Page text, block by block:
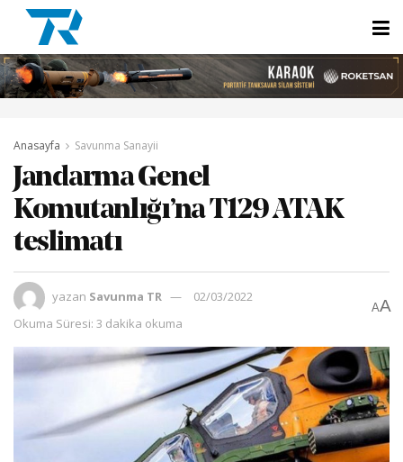
Anasayfa Savunma Sanayii
Jandarma Genel
Komutanlığı’na T129 ATAK
teslimatı
yazan Savunma TR
02/03/2022
Okuma Süresi: 3 dakika okuma
AA